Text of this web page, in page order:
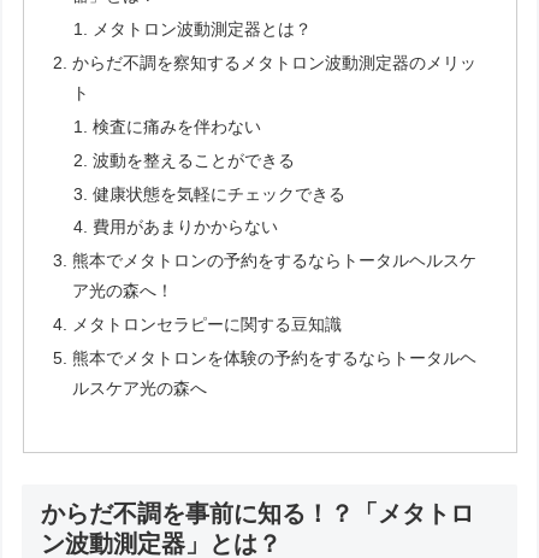
メタトロン波動測定器とは？
からだ不調を察知するメタトロン波動測定器のメリッ
ト
検査に痛みを伴わない
波動を整えることができる
健康状態を気軽にチェックできる
費用があまりかからない
熊本でメタトロンの予約をするならトータルヘルスケ
ア光の森へ！
メタトロンセラピーに関する豆知識
熊本でメタトロンを体験の予約をするならトータルヘ
ルスケア光の森へ
からだ不調を事前に知る！？「メタトロ
ン波動測定器」とは？